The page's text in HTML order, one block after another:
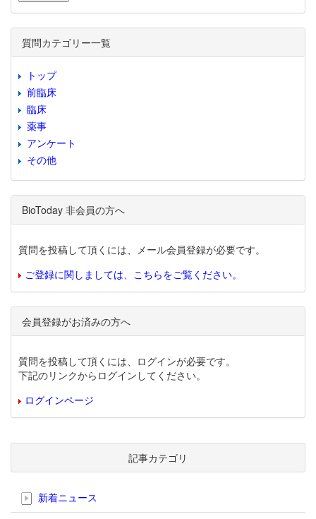
質問カテゴリー一覧
トップ
前臨床
臨床
薬事
アンケート
その他
BioToday 非会員の方へ
質問を投稿して頂くには、メール会員登録が必要です。
ご登録に関しましては、こちらをご覧ください。
会員登録がお済みの方へ
質問を投稿して頂くには、ログインが必要です。
下記のリンクからログインしてください。
ログインページ
記事カテゴリ
新着ニュース